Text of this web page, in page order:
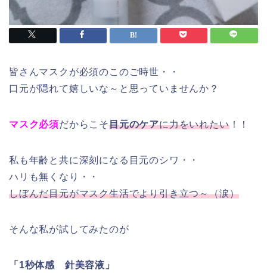
皆さんマスクが必須のこのご時世・・
口元が隠れて嬉しいな～と思っていませんか？
マスク必須だからこそ目元のケアに力をいれたい！！
私も年齢と共に深刻になる目元のシワ・・
ハリも無くなり・・
しぼんだ目元がマスク生活でより引き立つ～（涙）
そんな私が試してみたのが
「1秒体感 針美容液」